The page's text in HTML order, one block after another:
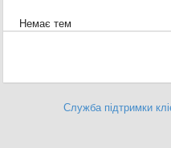
Немає тем
Служба підтримки